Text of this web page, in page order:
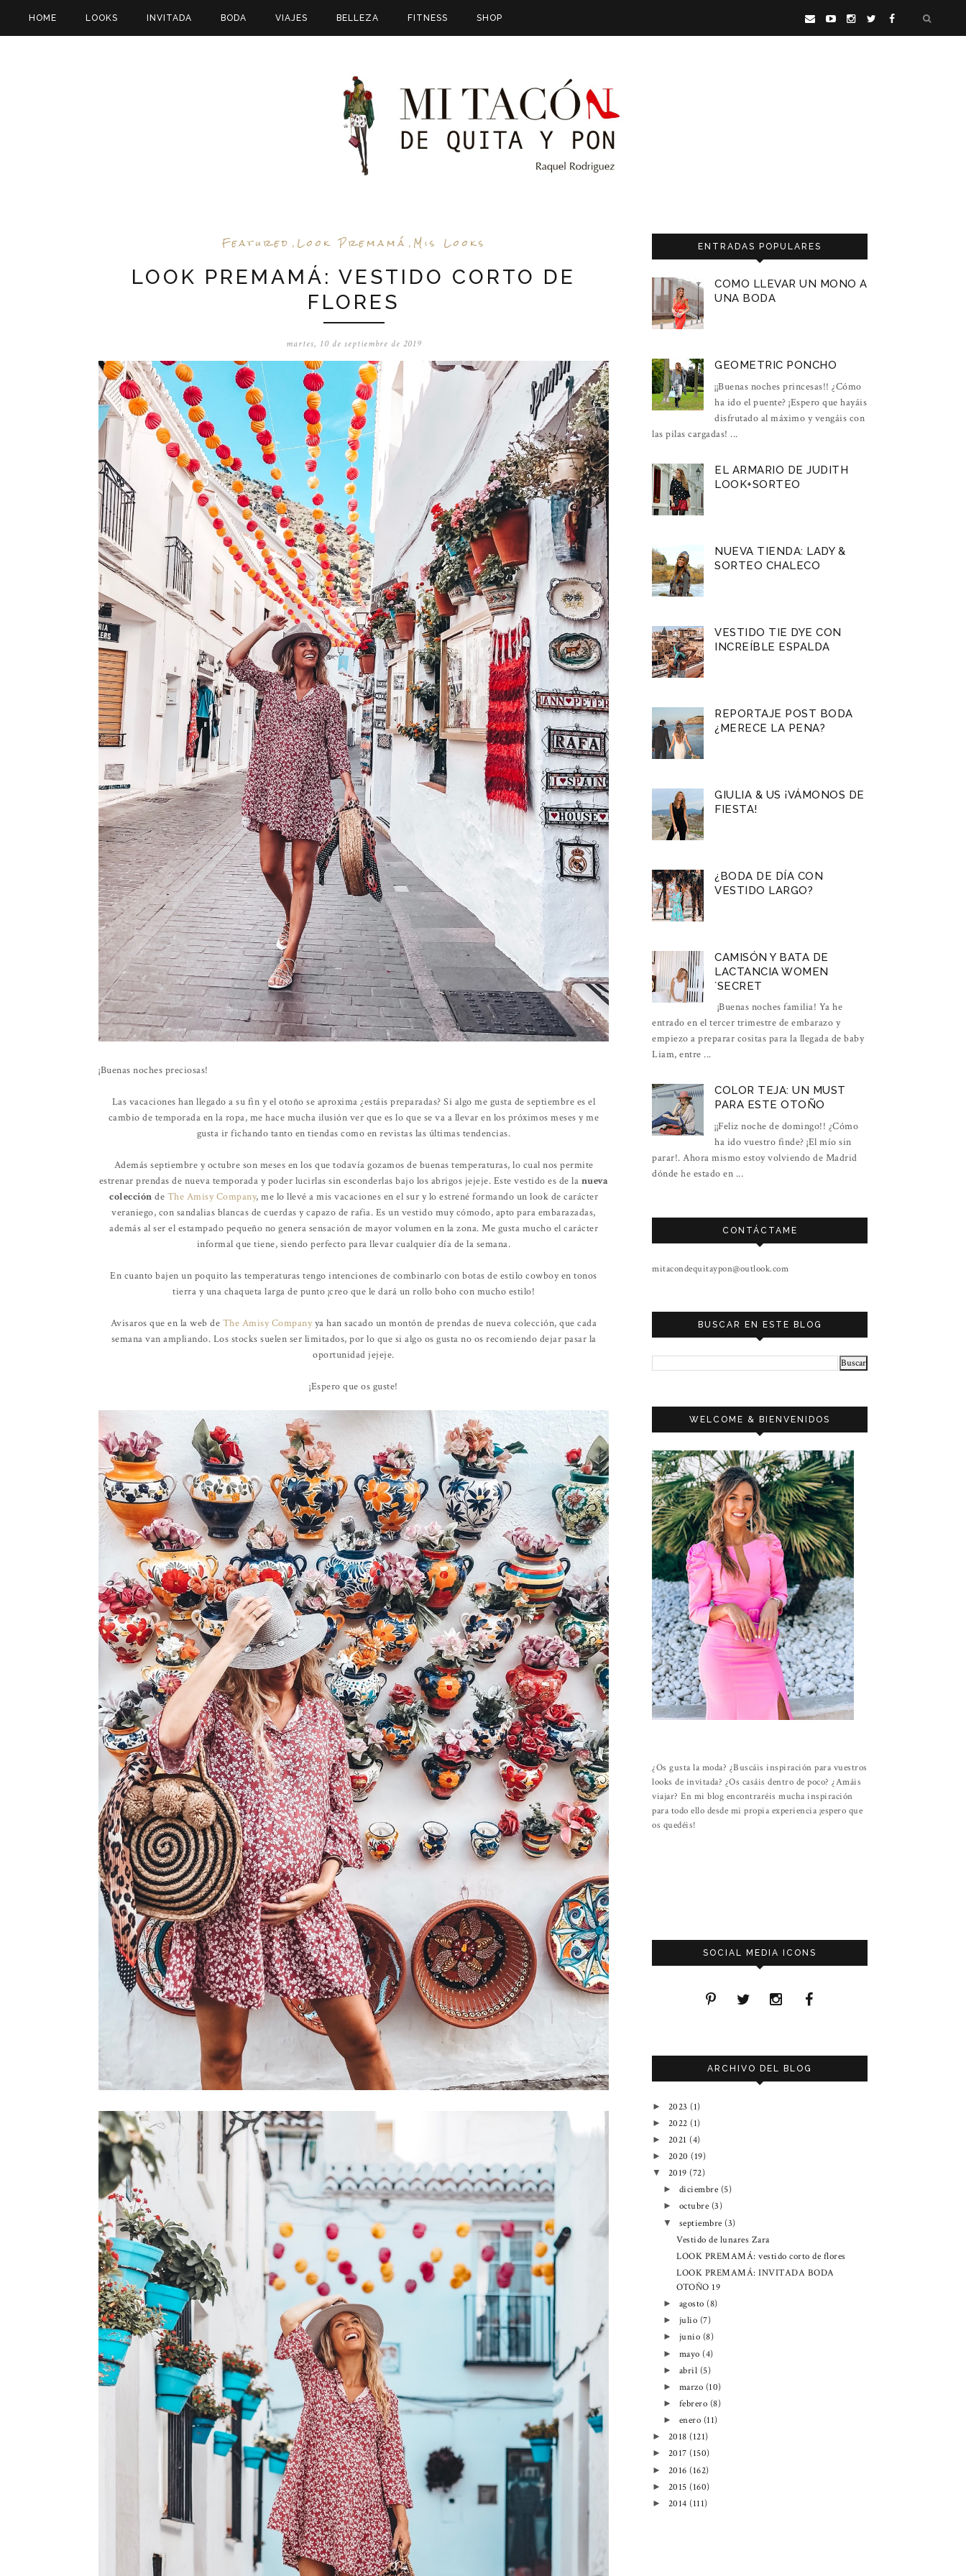
HOME LOOKS INVITADA BODA VIAJES BELLEZA FITNESS SHOP
Featured , Look Premamá , Mis Looks
LOOK PREMAMÁ: VESTIDO CORTO DE
FLORES
martes, 10 de septiembre de 2019
¡Buenas noches preciosas!
Las vacaciones han llegado a su fin y el otoño se aproxima ¿estáis preparadas? Si algo me gusta de septiembre es el
cambio de temporada en la ropa, me hace mucha ilusión ver que es lo que se va a llevar en los próximos meses y me
gusta ir fichando tanto en tiendas como en revistas las últimas tendencias.
Además septiembre y octubre son meses en los que todavía gozamos de buenas temperaturas, lo cual nos permite
estrenar prendas de nueva temporada y poder lucirlas sin esconderlas bajo los abrigos jejeje. Este vestido es de la nueva
colección de The Amisy Company, me lo llevé a mis vacaciones en el sur y lo estrené formando un look de carácter
veraniego, con sandalias blancas de cuerdas y capazo de rafia. Es un vestido muy cómodo, apto para embarazadas,
además al ser el estampado pequeño no genera sensación de mayor volumen en la zona. Me gusta mucho el carácter
informal que tiene, siendo perfecto para llevar cualquier día de la semana.
En cuanto bajen un poquito las temperaturas tengo intenciones de combinarlo con botas de estilo cowboy en tonos
tierra y una chaqueta larga de punto ¡creo que le dará un rollo boho con mucho estilo!
Avisaros que en la web de The Amisy Companyya han sacado un montón de prendas de nueva colección, que cada
semana van ampliando. Los stocks suelen ser limitados, por lo que si algo os gusta no os recomiendo dejar pasar la
oportunidad jejeje.
¡Espero que os guste!
ENTRADAS POPULARES
COMO LLEVAR UN MONO A
UNA BODA
GEOMETRIC PONCHO
¡¡Buenas noches princesas!! ¿Cómo
ha ido el puente? ¡Espero que hayáis
disfrutado al máximo y vengáis con
las pilas cargadas! ...
EL ARMARIO DE JUDITH
LOOK+SORTEO
NUEVA TIENDA: LADY &
SORTEO CHALECO
VESTIDO TIE DYE CON
INCREÍBLE ESPALDA
REPORTAJE POST BODA
¿MERECE LA PENA?
GIULIA & US ¡VÁMONOS DE
FIESTA!
¿BODA DE DÍA CON
VESTIDO LARGO?
CAMISÓN Y BATA DE
LACTANCIA WOMEN
´SECRET
¡Buenas noches familia! Ya he
entrado en el tercer trimestre de embarazo y
empiezo a preparar cositas para la llegada de baby
Liam, entre ...
COLOR TEJA: UN MUST
PARA ESTE OTOÑO
¡¡Feliz noche de domingo!! ¿Cómo
ha ido vuestro finde? ¡El mío sin
parar!. Ahora mismo estoy volviendo de Madrid
dónde he estado en ...
CONTÁCTAME
mitacondequitaypon@outlook.com
BUSCAR EN ESTE BLOG
WELCOME & BIENVENIDOS
¿Os gusta la moda? ¿Buscáis inspiración para vuestros
looks de invitada? ¿Os casáis dentro de poco? ¿Amáis
viajar? En mi blog encontraréis mucha inspiración
para todo ello desde mi propia experiencia ¡espero que
os quedéis!
SOCIAL MEDIA ICONS
ARCHIVO DEL BLOG
► 2023 (1)
► 2022 (1)
► 2021 (4)
► 2020 (19)
▼ 2019 (72)
► diciembre (5)
► octubre (3)
▼ septiembre (3)
Vestido de lunares Zara
LOOK PREMAMÁ: vestido corto de flores
LOOK PREMAMÁ: INVITADA BODA
OTOÑO 19
► agosto (8)
► julio (7)
► junio (8)
► mayo (4)
► abril (5)
► marzo (10)
► febrero (8)
► enero (11)
► 2018 (121)
► 2017 (150)
► 2016 (162)
► 2015 (160)
► 2014 (111)